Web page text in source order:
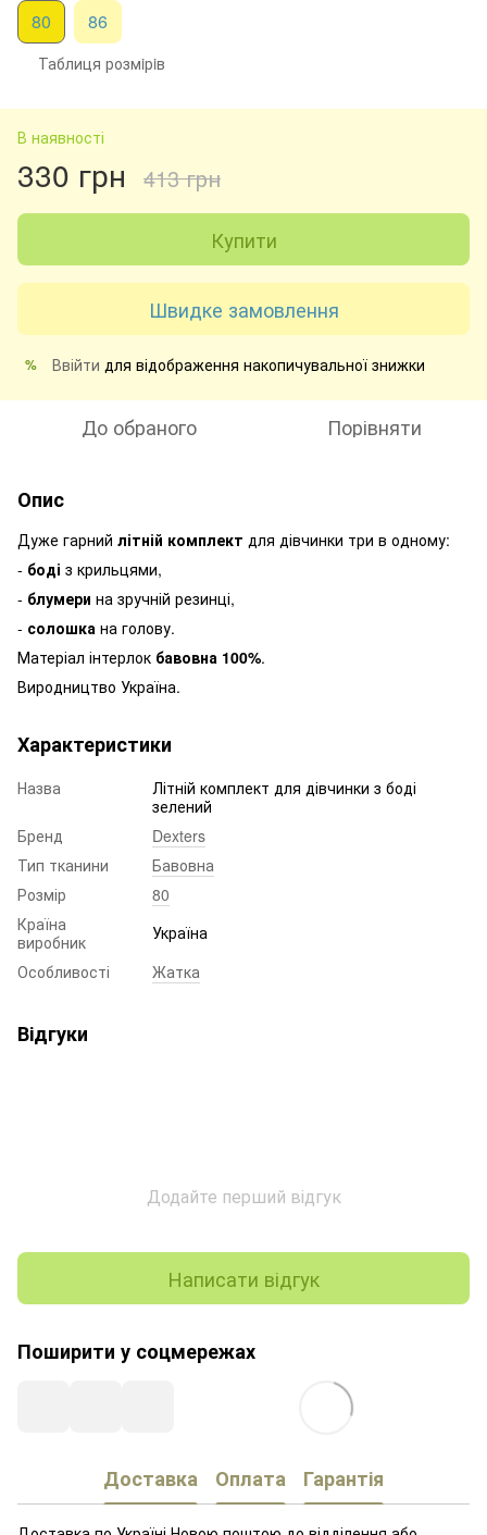
80 86
Таблиця розмiрiв
В наявності
330 грн 413 грн
Купити
Швидке замовлення
% Ввійти для відображення накопичувальної знижки
До обраного Порівняти
Опис
Дуже гарний літній комплект для дівчинки три в одному:
- боді з крильцями,
- блумери на зручній резинці,
- солошка на голову.
Матеріал інтерлок бавовна 100%.
Виродництво Україна.
Характеристики
Назва
Літній комплект для дівчинки з боді
зелений
Бренд
Dexters
Тип тканини
Бавовна
Розмір
80
Країна
виробник
Україна
Особливості
Жатка
Відгуки
Додайте перший відгук
Написати відгук
Поширити у соцмережах
Доставка Оплата Гарантія